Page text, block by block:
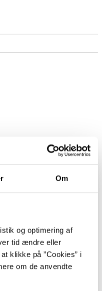
Om
og optimering af
tid ændre eller
klikke på ”Cookies” i
om de anvendte